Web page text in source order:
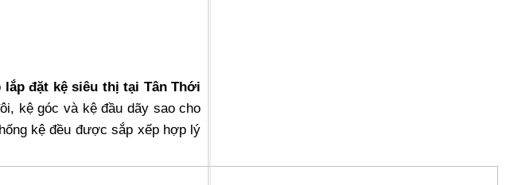
lắp đặt kệ siêu thị tại Tân Thới
kệ góc và kệ đầu dãy sao cho
kệ đều được sắp xếp hợp lý